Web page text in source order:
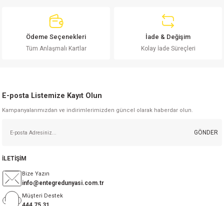
Ürün bilgilerinde hatalar bulunuyor.
Bu ürüne benzer farklı alternatifler olmalı.
Gönder
Ödeme Seçenekleri
Tüm Anlaşmalı Kartlar
İade & Değişim
Kolay İade Süreçleri
E-posta Listemize Kayıt Olun
Kampanyalarımızdan ve indirimlerimizden güncel olarak haberdar olun.
GÖNDER
İLETİŞİM
Bize Yazın
info@entegredunyasi.com.tr
Müşteri Destek